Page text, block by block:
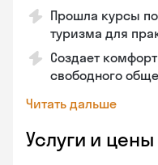
Прошла курсы
туризма для
Создает
свободного
Читать дальше
Услуги и цены